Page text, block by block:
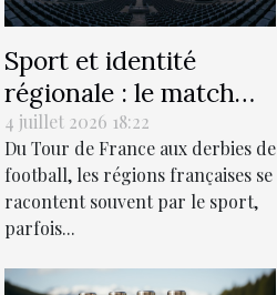
Sport et identité
régionale : le match
invisible des territoires
4 juillet 2026 18:22
Du Tour de France aux derbies de
football, les régions françaises se
racontent souvent par le sport,
parfois...